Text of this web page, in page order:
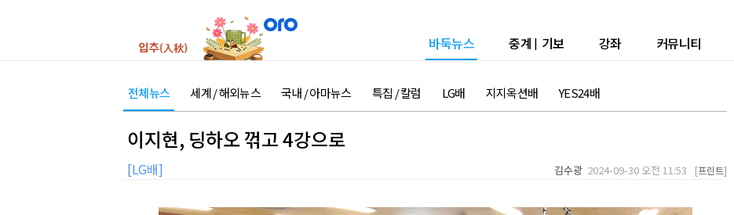
바둑뉴스 중계 | 기보 강좌 커뮤니티
전체뉴스 세계 / 해외뉴스 국내 / 아마뉴스 특집 / 칼럼 LG배 지지옥션배 YES24배
이지현, 딩하오 꺾고 4강으로
[LG배] 김수광 2024-09-30 오전 11:53 [프린트]